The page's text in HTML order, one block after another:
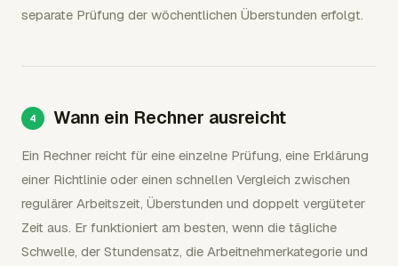
separate Prüfung der wöchentlichen Überstunden erfolgt.
Wann ein Rechner ausreicht
Ein Rechner reicht für eine einzelne Prüfung, eine Erklärung
einer Richtlinie oder einen schnellen Vergleich zwischen
regulärer Arbeitszeit, Überstunden und doppelt vergüteter
Zeit aus. Er funktioniert am besten, wenn die tägliche
Schwelle, der Stundensatz, die Arbeitnehmerkategorie und